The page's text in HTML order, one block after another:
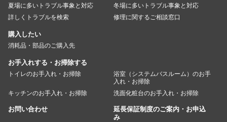
夏場に多いトラブル事象と対応
冬場に多いトラブル事象と対応
詳しくトラブルを検索
修理に関するご相談窓口
購入したい
消耗品・部品のご購入先
お手入れする・お掃除する
トイレのお手入れ・お掃除
浴室（システムバスルーム）のお手
入れ・お掃除
キッチンのお手入れ・お掃除
洗面化粧台のお手入れ・お掃除
お問い合わせ
延長保証制度のご案内・お申込
み